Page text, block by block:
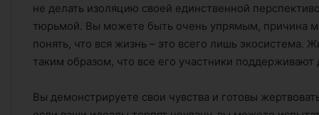
не делать изоляцию своей единственной
тюрьмой. Вы можете быть очень упрямым, причина
понять, что вся жизнь – это всего лишь экосистема.
таким образом, что все его участники поддерживают
Вы демонстрируете свои чувства и готовы